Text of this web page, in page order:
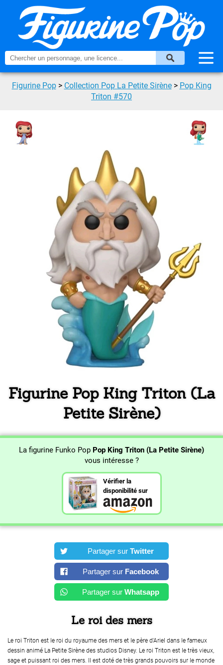
Figurine Pop > Collection Pop La Petite Sirène > Pop King
Triton #570
Figurine Pop King Triton (La
Petite Sirène)
La figurine Funko Pop Pop King Triton (La Petite Sirène)
vous intéresse ?
Vérifier la
disponibilité sur
Partager sur Twitter
Partager sur Facebook
Partager sur Whatsapp
Le roi des mers
Le roi Triton est le roi du royaume des mers et le père d'Ariel dans le fameux
dessin animé La Petite Sirène des studios Disney. Le roi Triton est le très vieux,
sage et puissant roi des mers. Il est doté de très grands pouvoirs sur le monde